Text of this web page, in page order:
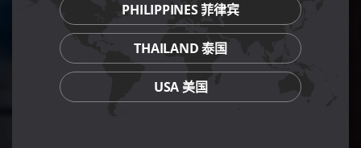
PHILIPPINES 菲律宾
THAILAND 泰国
USA 美国